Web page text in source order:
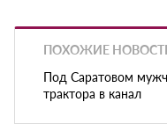
ПОХОЖИЕ
Под Саратовом
трактора в канал